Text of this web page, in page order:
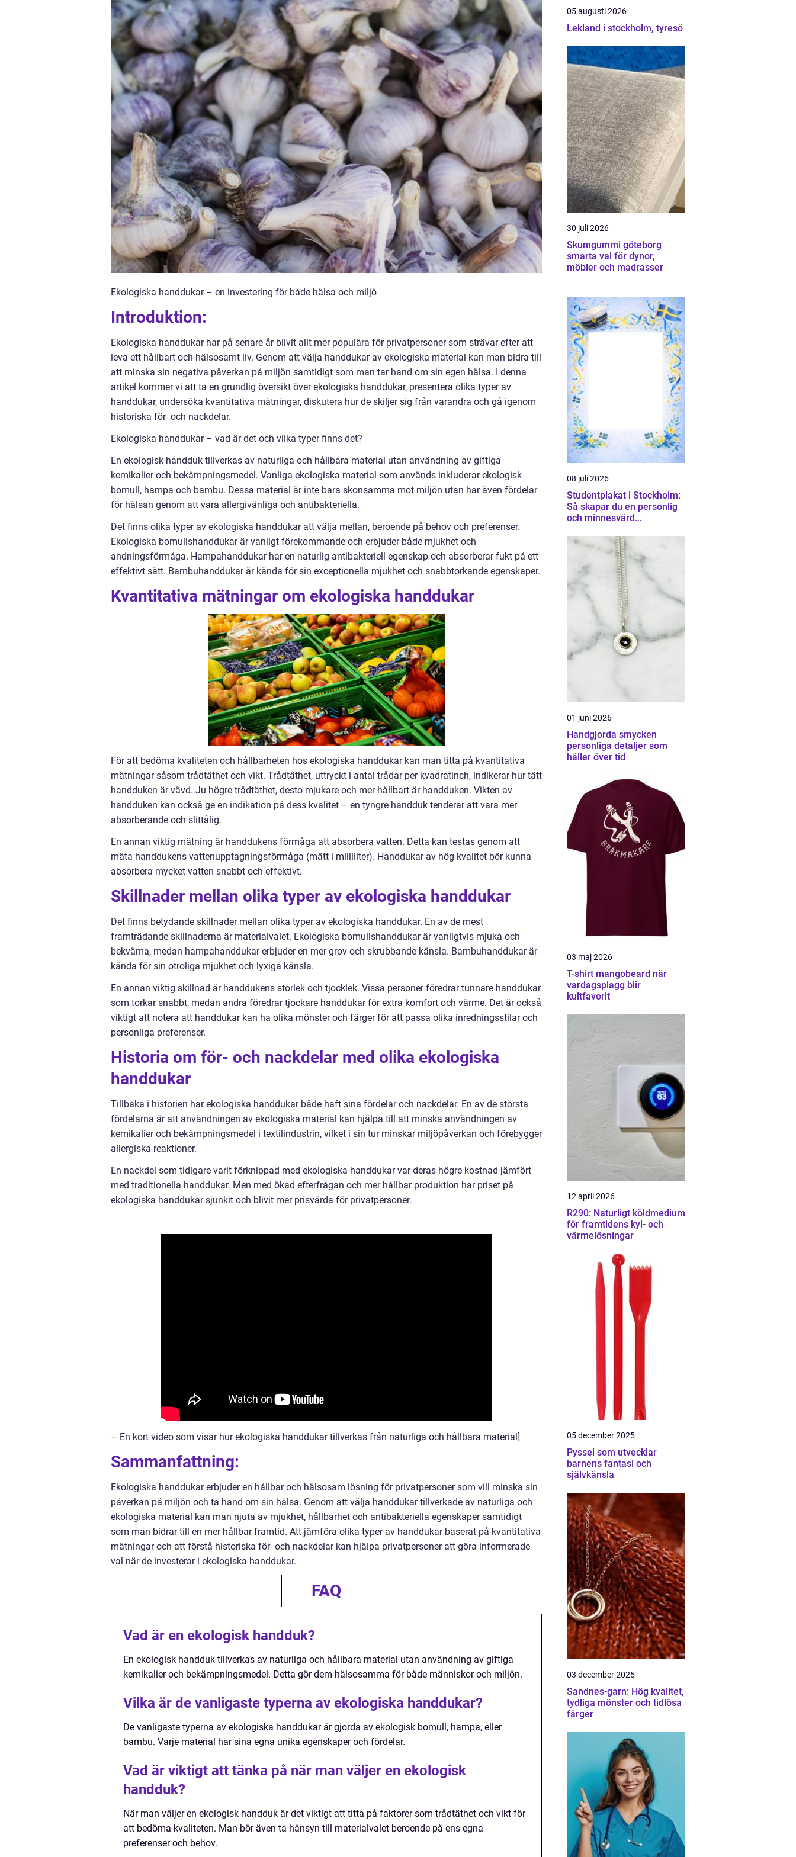
Ekologiska handdukar – en investering för både hälsa och miljö
Introduktion:
Ekologiska handdukar har på senare år blivit allt mer populära för privatpersoner som strävar efter att
leva ett hållbart och hälsosamt liv. Genom att välja handdukar av ekologiska material kan man bidra till
att minska sin negativa påverkan på miljön samtidigt som man tar hand om sin egen hälsa. I denna
artikel kommer vi att ta en grundlig översikt över ekologiska handdukar, presentera olika typer av
handdukar, undersöka kvantitativa mätningar, diskutera hur de skiljer sig från varandra och gå igenom
historiska för- och nackdelar.
Ekologiska handdukar – vad är det och vilka typer finns det?
En ekologisk handduk tillverkas av naturliga och hållbara material utan användning av giftiga
kemikalier och bekämpningsmedel. Vanliga ekologiska material som används inkluderar ekologisk
bomull, hampa och bambu. Dessa material är inte bara skonsamma mot miljön utan har även fördelar
för hälsan genom att vara allergivänliga och antibakteriella.
Det finns olika typer av ekologiska handdukar att välja mellan, beroende på behov och preferenser.
Ekologiska bomullshanddukar är vanligt förekommande och erbjuder både mjukhet och
andningsförmåga. Hampahanddukar har en naturlig antibakteriell egenskap och absorberar fukt på ett
effektivt sätt. Bambuhanddukar är kända för sin exceptionella mjukhet och snabbtorkande egenskaper.
Kvantitativa mätningar om ekologiska handdukar
För att bedöma kvaliteten och hållbarheten hos ekologiska handdukar kan man titta på kvantitativa
mätningar såsom trådtäthet och vikt. Trådtäthet, uttryckt i antal trådar per kvadratinch, indikerar hur tätt
handduken är vävd. Ju högre trådtäthet, desto mjukare och mer hållbart är handduken. Vikten av
handduken kan också ge en indikation på dess kvalitet – en tyngre handduk tenderar att vara mer
absorberande och slittålig.
En annan viktig mätning är handdukens förmåga att absorbera vatten. Detta kan testas genom att
mäta handdukens vattenupptagningsförmåga (mätt i milliliter). Handdukar av hög kvalitet bör kunna
absorbera mycket vatten snabbt och effektivt.
Skillnader mellan olika typer av ekologiska handdukar
Det finns betydande skillnader mellan olika typer av ekologiska handdukar. En av de mest
framträdande skillnaderna är materialvalet. Ekologiska bomullshanddukar är vanligtvis mjuka och
bekväma, medan hampahanddukar erbjuder en mer grov och skrubbande känsla. Bambuhanddukar är
kända för sin otroliga mjukhet och lyxiga känsla.
En annan viktig skillnad är handdukens storlek och tjocklek. Vissa personer föredrar tunnare handdukar
som torkar snabbt, medan andra föredrar tjockare handdukar för extra komfort och värme. Det är också
viktigt att notera att handdukar kan ha olika mönster och färger för att passa olika inredningsstilar och
personliga preferenser.
Historia om för- och nackdelar med olika ekologiska
handdukar
Tillbaka i historien har ekologiska handdukar både haft sina fördelar och nackdelar. En av de största
fördelarna är att användningen av ekologiska material kan hjälpa till att minska användningen av
kemikalier och bekämpningsmedel i textilindustrin, vilket i sin tur minskar miljöpåverkan och förebygger
allergiska reaktioner.
En nackdel som tidigare varit förknippad med ekologiska handdukar var deras högre kostnad jämfört
med traditionella handdukar. Men med ökad efterfrågan och mer hållbar produktion har priset på
ekologiska handdukar sjunkit och blivit mer prisvärda för privatpersoner.
– En kort video som visar hur ekologiska handdukar tillverkas från naturliga och hållbara material]
Sammanfattning:
Ekologiska handdukar erbjuder en hållbar och hälsosam lösning för privatpersoner som vill minska sin
påverkan på miljön och ta hand om sin hälsa. Genom att välja handdukar tillverkade av naturliga och
ekologiska material kan man njuta av mjukhet, hållbarhet och antibakteriella egenskaper samtidigt
som man bidrar till en mer hållbar framtid. Att jämföra olika typer av handdukar baserat på kvantitativa
mätningar och att förstå historiska för- och nackdelar kan hjälpa privatpersoner att göra informerade
val när de investerar i ekologiska handdukar.
FAQ
Vad är en ekologisk handduk?
En ekologisk handduk tillverkas av naturliga och hållbara material utan användning av giftiga
kemikalier och bekämpningsmedel. Detta gör dem hälsosamma för både människor och miljön.
Vilka är de vanligaste typerna av ekologiska handdukar?
De vanligaste typerna av ekologiska handdukar är gjorda av ekologisk bomull, hampa, eller
bambu. Varje material har sina egna unika egenskaper och fördelar.
Vad är viktigt att tänka på när man väljer en ekologisk
handduk?
När man väljer en ekologisk handduk är det viktigt att titta på faktorer som trådtäthet och vikt för
att bedöma kvaliteten. Man bör även ta hänsyn till materialvalet beroende på ens egna
preferenser och behov.
05 augusti 2026
Lekland i stockholm, tyresö
30 juli 2026
Skumgummi göteborg
smarta val för dynor,
möbler och madrasser
08 juli 2026
Studentplakat i Stockholm:
Så skapar du en personlig
och minnesvärd
01 juni 2026
Handgjorda smycken
personliga detaljer som
håller över tid
03 maj 2026
T-shirt mangobeard när
vardagsplagg blir
kultfavorit
12 april 2026
R290: Naturligt köldmedium
för framtidens kyl- och
värmelösningar
05 december 2025
Pyssel som utvecklar
barnens fantasi och
självkänsla
03 december 2025
Sandnes-garn: Hög kvalitet,
tydliga mönster och tidlösa
färger